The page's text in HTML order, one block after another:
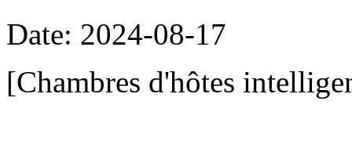
Date: 2024-08-17
[Chambres d'hôtes